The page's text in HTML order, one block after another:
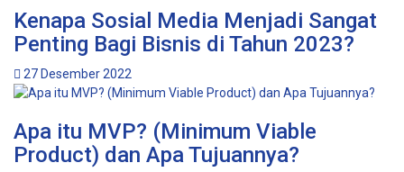
Kenapa Sosial Media Menjadi Sangat
Penting Bagi Bisnis di Tahun 2023?
27 Desember 2022
Apa itu MVP? (Minimum Viable
Product) dan Apa Tujuannya?